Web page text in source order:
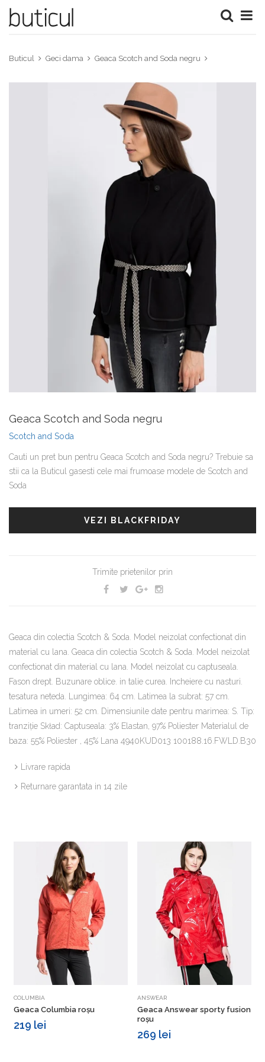
Buticul Geci dama Geaca Scotch and Soda negru
Geaca Scotch and Soda negru
Scotch and Soda
Cauti un pret bun pentru Geaca Scotch and Soda negru? Trebuie sa
stii ca la Buticul gasesti cele mai frumoase modele de Scotch and
Soda
VEZI BLACKFRIDAY
Trimite prietenilor prin
Geaca din colectia Scotch & Soda. Model neizolat confectionat din
material cu lana. Geaca din colectia Scotch & Soda. Model neizolat
confectionat din material cu lana. Model neizolat cu captuseala.
Fason drept. Buzunare oblice. in talie curea. Incheiere cu nasturi.
tesatura neteda. Lungimea: 64 cm. Latimea la subrat: 57 cm.
Latimea in umeri: 52 cm. Dimensiunile date pentru marimea: S. Tip:
tranziţie Skład: Captuseala: 3% Elastan, 97% Poliester Materialul de
baza: 55% Poliester , 45% Lana 4940KUD013 100188.16.FWLD.B30
Livrare rapida
Returnare garantata in 14 zile
COLUMBIA
Geaca Columbia roșu
219 lei
ANSWEAR
Geaca Answear sporty fusion
roșu
269 lei